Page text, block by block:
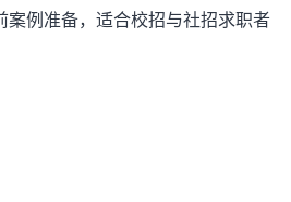
案例准备，适合校招与社招求职者